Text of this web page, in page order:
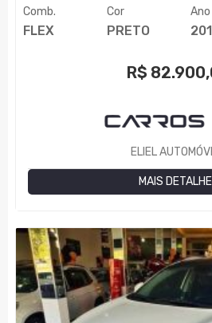
Comb.
FLEX
Cor
PRETO
Ano
R$
ELIEL
MAIS